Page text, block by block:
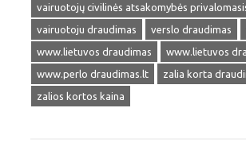
vairuotojų civilinės atsakomybės
vairuotoju draudimas
verslo draudimas
www.lietuvos draudimas
www.lietuvos
www.perlo draudimas.lt
zalia korta
zalios kortos kaina